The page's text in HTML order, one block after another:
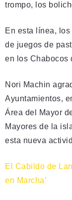
trompo, los
En esta línea,
de juegos de
en los Chabocos
Nori Machin
Ayuntamientos,
Área del Mayor
Mayores de la
esta nueva
El Cabildo de
en Marcha’